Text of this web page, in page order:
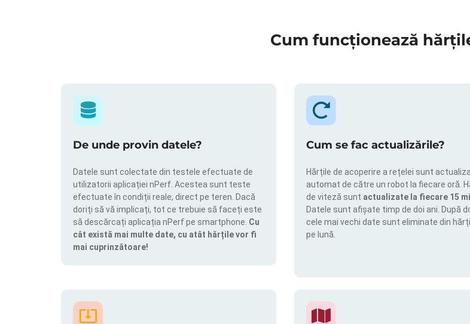
Cum funcționează
De unde provin datele?
Datele sunt colectate din testele efectuate de
utilizatorii aplicației nPerf. Acestea sunt teste
efectuate în condiții reale, direct pe teren. Dacă
doriți să vă implicați, tot ce trebuie să faceți este
să descărcați aplicația nPerf pe smartphone. Cu
cât există mai multe date, cu atât hărțile vor fi
mai cuprinzătoare!
Cum se fac actualizările?
Hărțile de acoperire a rețelei sunt
automat de către un robot la fiecare oră.
de viteză sunt actualizate la fiecare 15
Datele sunt afișate timp de doi ani. După
cele mai vechi date sunt eliminate din
pe lună.